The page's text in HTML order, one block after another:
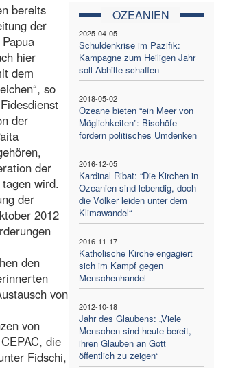
OZEANIEN
2025-04-05
Schuldenkrise im Pazifik:
Kampagne zum Heiligen Jahr
soll Abhilfe schaffen
2018-05-02
Ozeane bieten “ein Meer von
Möglichkeiten”: Bischöfe
fordern politisches Umdenken
2016-12-05
Kardinal Ribat: “Die Kirchen in
Ozeanien sind lebendig, doch
die Völker leiden unter dem
Klimawandel“
2016-11-17
Katholische Kirche engagiert
sich im Kampf gegen
Menschenhandel
2012-10-18
Jahr des Glaubens: „Viele
Menschen sind heute bereit,
ihren Glauben an Gott
öffentlich zu zeigen“
bereits
der
hier
dem
so
der
der
wird.
der
2012
den
von
von
die
Fidschi,